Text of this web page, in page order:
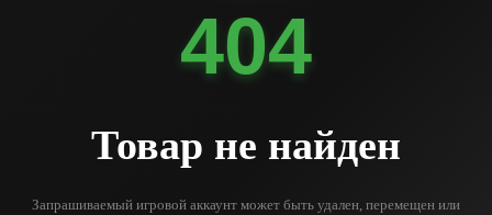
404
Товар не найден
Запрашиваемый игровой аккаунт может быть удален, перемещен или